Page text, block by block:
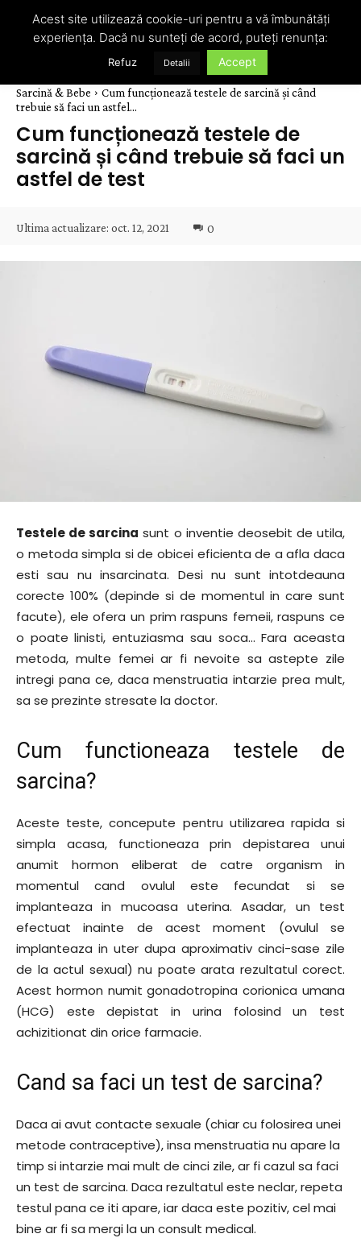
Sarcină & Bebe
Cum funcționează testele de sarcină și când
trebuie să faci un astfel...
Cum funcționează testele de
sarcină și când trebuie să faci un
astfel de test
Ultima actualizare: oct. 12, 2021 0
Testele de sarcina sunt o inventie deosebit de utila,
o metoda simpla si de obicei eficienta de a afla daca
esti sau nu insarcinata. Desi nu sunt intotdeauna
corecte 100% (depinde si de momentul in care sunt
facute), ele ofera un prim raspuns femeii, raspuns ce
o poate linisti, entuziasma sau soca… Fara aceasta
metoda, multe femei ar fi nevoite sa astepte zile
intregi pana ce, daca menstruatia intarzie prea mult,
sa se prezinte stresate la doctor.
Cum functioneaza testele de
sarcina?
Aceste teste, concepute pentru utilizarea rapida si
simpla acasa, functioneaza prin depistarea unui
anumit hormon eliberat de catre organism in
momentul cand ovulul este fecundat si se
implanteaza in mucoasa uterina. Asadar, un test
efectuat inainte de acest moment (ovulul se
implanteaza in uter dupa aproximativ cinci-sase zile
de la actul sexual) nu poate arata rezultatul corect.
Acest hormon numit gonadotropina corionica umana
(HCG) este depistat in urina folosind un test
achizitionat din orice farmacie.
Cand sa faci un test de sarcina?
Daca ai avut contacte sexuale (chiar cu folosirea unei
metode contraceptive), insa menstruatia nu apare la
timp si intarzie mai mult de cinci zile, ar fi cazul sa faci
un test de sarcina. Daca rezultatul este neclar, repeta
testul pana ce iti apare, iar daca este pozitiv, cel mai
bine ar fi sa mergi la un consult medical.
Acest site utilizează cookie-uri pentru a vă îmbunătăți
experiența. Dacă nu sunteți de acord, puteți renunța:
Refuz Detalii Accept